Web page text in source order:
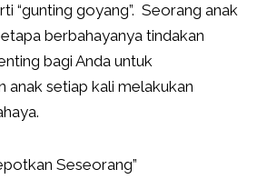
“gunting goyang”. Seorang anak
berbahayanya tindakan
bagi Anda untuk
anak setiap kali melakukan
Seseorang”